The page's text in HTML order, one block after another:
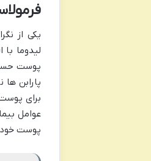
یکی از
لیدوما
برای
عوامل
پوست خود